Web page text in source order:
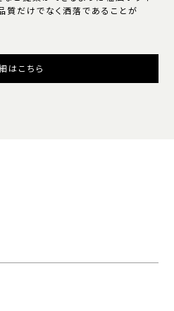
質だけでなく洒落であることが
はこちら